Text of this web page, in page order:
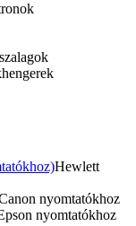
Hewlett
nyomtatókhoz
nyomtatókhoz